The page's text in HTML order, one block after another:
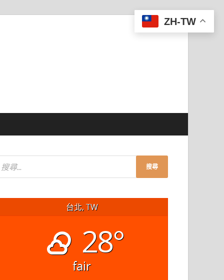
台北, TW
28°
fair
ZH-TW